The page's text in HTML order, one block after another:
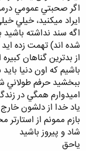
اگر صحبتي عمومي
ايراد ميكنيد، خيلي
اگه سند نداشته
شده اند) تهمت زده
از بدترين گناهان
باشيم كه اون دنيا
ببخشيد حرفم طولاني
اميدوارم همگي در
ياد خدا از دلشون
بازم ممونم از استارتر
شاد و پيروز باشيد
ياحق